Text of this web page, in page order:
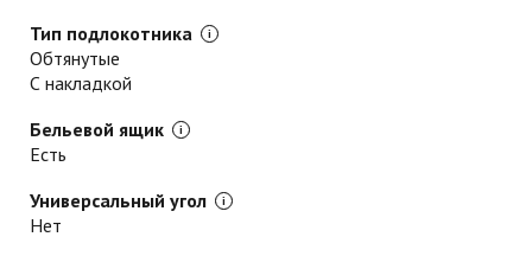
Тип подлокотника
Обтянутые
С накладкой
Бельевой ящик
Есть
Универсальный угол
Нет